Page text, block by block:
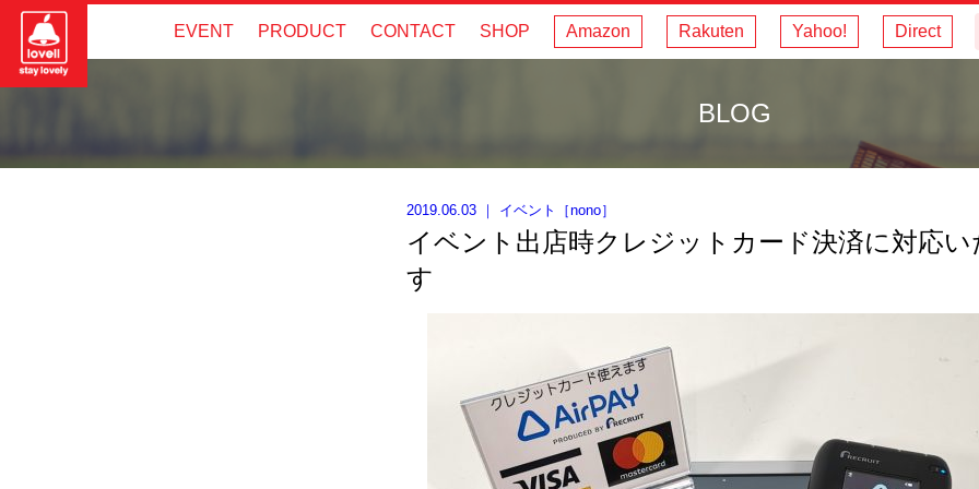
EVENT PRODUCT CONTACT SHOP Amazon Rakuten Yahoo! Direct
BLOG
2019.06.03 ｜ イベント ［nono］
イベント出店時クレジットカード決済に対応
す